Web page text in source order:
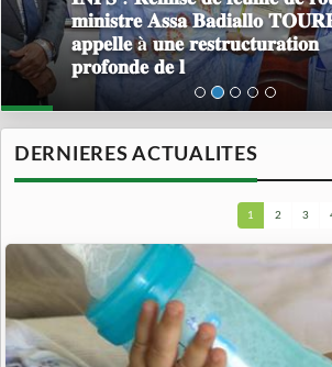
𝐦𝐢𝐧𝐢𝐬𝐭𝐫𝐞 𝐀𝐬𝐬𝐚 𝐁𝐚𝐝𝐢𝐚𝐥𝐥𝐨
𝐚𝐩𝐩𝐞𝐥𝐥𝐞 à 𝐮𝐧𝐞 𝐫𝐞𝐬𝐭𝐫𝐮𝐜𝐭𝐮𝐫𝐚𝐭𝐢𝐨𝐧
𝐩𝐫𝐨𝐟𝐨𝐧𝐝𝐞 𝐝𝐞 𝐥
DERNIERES ACTUALITES
1 2 3